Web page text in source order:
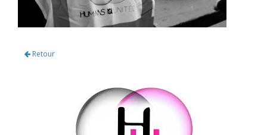
Retour